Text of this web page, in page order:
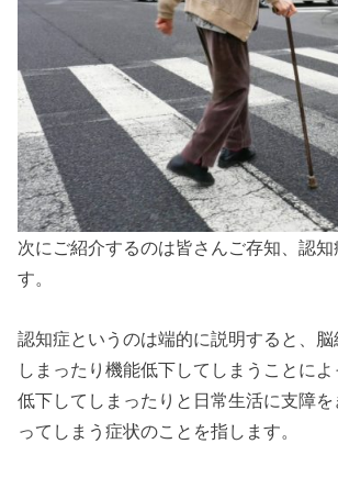
次にご紹介するのは皆さんご存知、認
す。
認知症というのは端的に説明すると、
しまったり機能低下してしまうことに
低下してしまったりと日常生活に支障
ってしまう症状のことを指します。